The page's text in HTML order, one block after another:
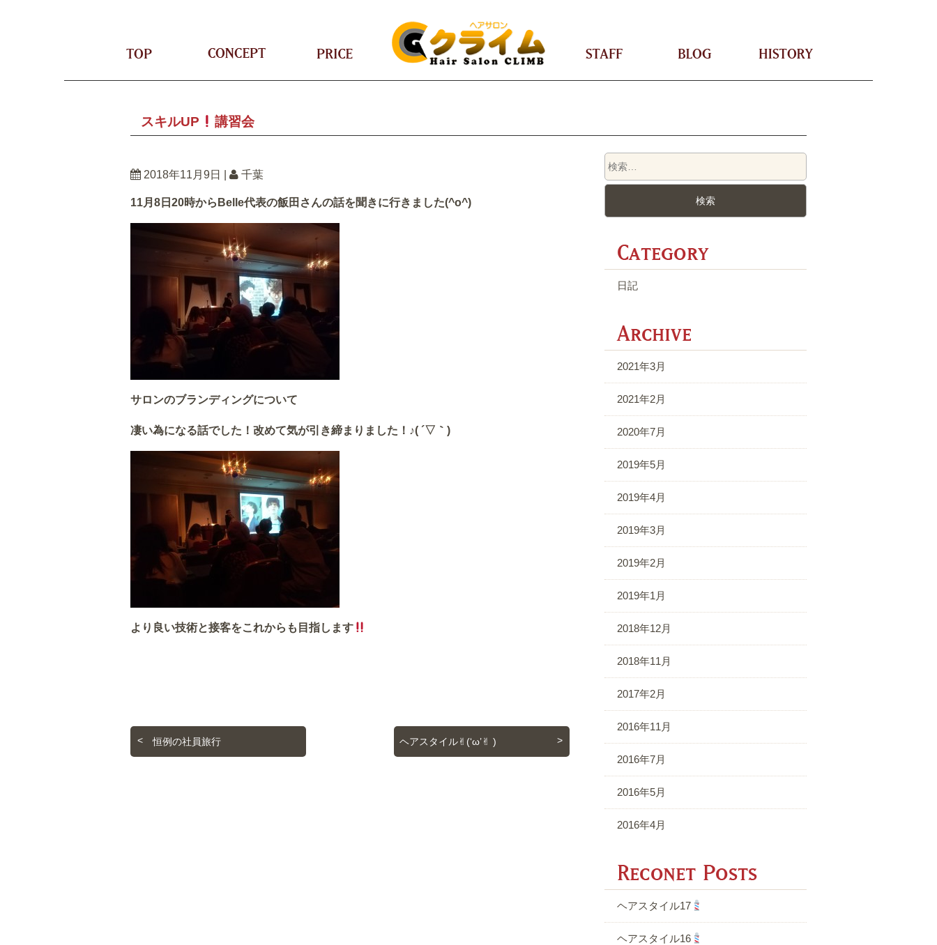
CONCEPT PRICE STAFF BLOG
スキルUP 講習会
2018年11月9日 千葉
11月8日20時からBelle代表の飯田さんの話を聞きに行きました(^o^)
サロンのブランディングについて
凄い為になる話でした！改めて気が引き締まりました！♪( ´▽｀)
より良い技術と接客をこれからも目指します
恒例の社員旅行 ヘアスタイル✌︎(‘ω’✌︎ )
日記
2021年3月
2021年2月
2020年7月
2019年5月
2019年4月
2019年3月
2019年2月
2019年1月
2018年12月
2018年11月
2017年2月
2016年11月
2016年7月
2016年5月
2016年4月
ヘアスタイル17
ヘアスタイル16